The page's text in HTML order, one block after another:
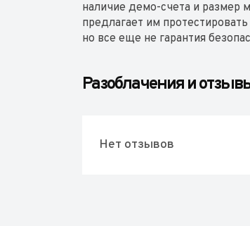
наличие демо-счета и размер
предлагает им
но все еще не гарантия
Разоблачения и
Нет отзывов